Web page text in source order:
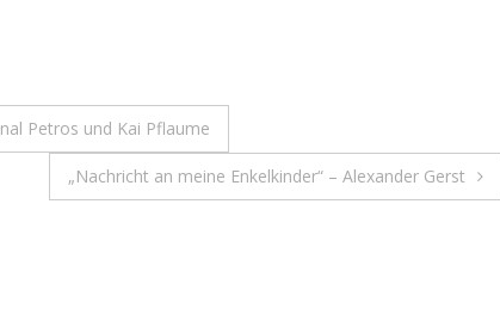
Petros und Kai Pflaume
„Nachricht an meine Enkelkinder“ – Alexander Gerst